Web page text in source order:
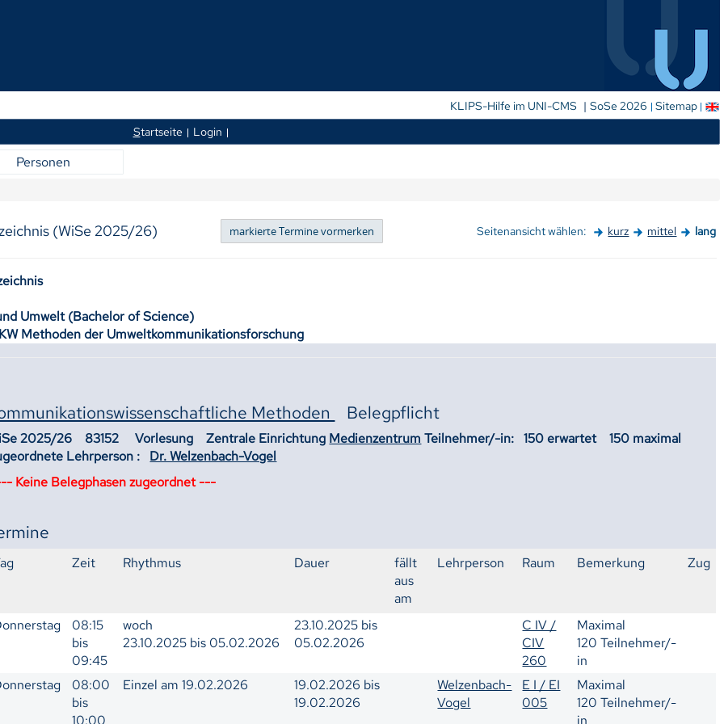
KLIPS-Hilfe im UNI-CMS | SoSe 2026 Sitemap
Startseite Login
Personen
(WiSe 2025/26) Seitenansicht wählen: kurz mittel lang
Umwelt (Bachelor of Science)
Methoden der Umweltkommunikationsforschung
Methoden Belegpflicht
2025/26 83152 Vorlesung Zentrale Einrichtung Medienzentrum Teilnehmer/-in: 150 erwartet 150 maximal
Lehrperson : Dr. Welzenbach-Vogel
Keine Belegphasen zugeordnet ---
Zeit Rhythmus Dauer
fällt
aus
am
Lehrperson Raum Bemerkung Zug
08:15
bis
09:45
woch
23.10.2025 bis 05.02.2026
23.10.2025 bis
05.02.2026
C IV /
CIV
260
Maximal
120 Teilnehmer/-
in
08:00
bis
10:00
Einzel am 19.02.2026
19.02.2026 bis
19.02.2026
Welzenbach-
Vogel
E I / EI
005
Maximal
120 Teilnehmer/-
in